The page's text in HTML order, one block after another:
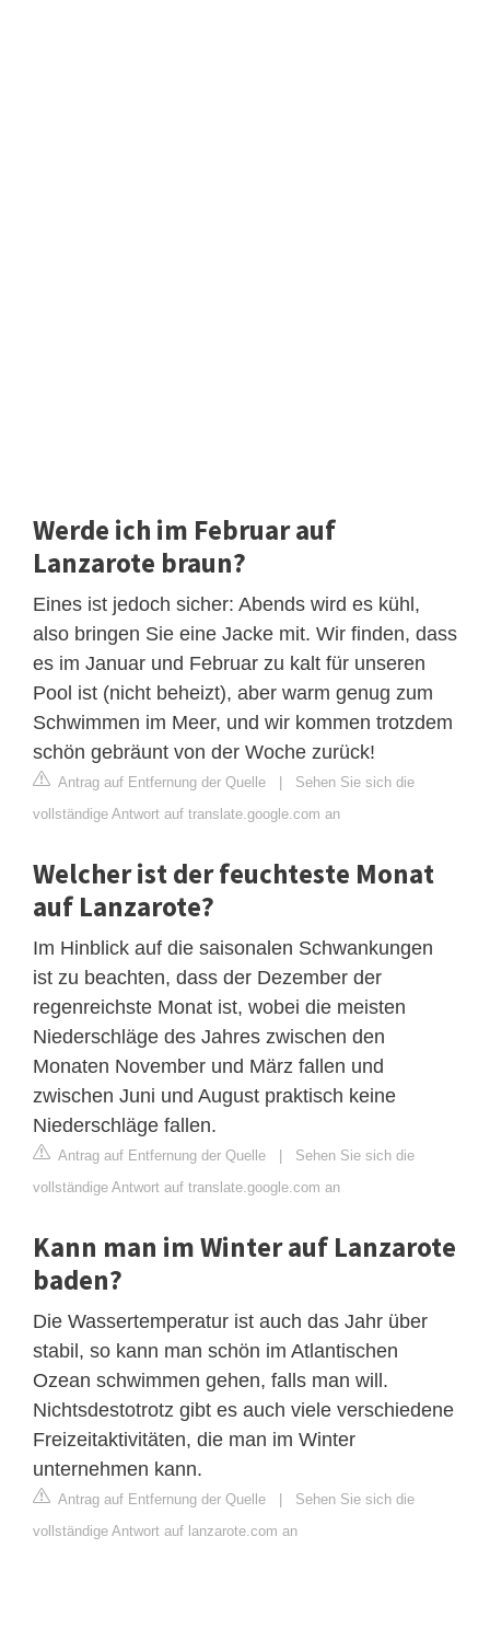
Werde ich im Februar auf
Lanzarote braun?
Eines ist jedoch sicher: Abends wird es kühl,
also bringen Sie eine Jacke mit. Wir finden, dass
es im Januar und Februar zu kalt für unseren
Pool ist (nicht beheizt), aber warm genug zum
Schwimmen im Meer, und wir kommen trotzdem
schön gebräunt von der Woche zurück!
Antrag auf Entfernung der Quelle | Sehen Sie sich die
vollständige Antwort auf translate.google.com an
Welcher ist der feuchteste Monat
auf Lanzarote?
Im Hinblick auf die saisonalen Schwankungen
ist zu beachten, dass der Dezember der
regenreichste Monat ist, wobei die meisten
Niederschläge des Jahres zwischen den
Monaten November und März fallen und
zwischen Juni und August praktisch keine
Niederschläge fallen.
Antrag auf Entfernung der Quelle | Sehen Sie sich die
vollständige Antwort auf translate.google.com an
Kann man im Winter auf Lanzarote
baden?
Die Wassertemperatur ist auch das Jahr über
stabil, so kann man schön im Atlantischen
Ozean schwimmen gehen, falls man will.
Nichtsdestotrotz gibt es auch viele verschiedene
Freizeitaktivitäten, die man im Winter
unternehmen kann.
Antrag auf Entfernung der Quelle | Sehen Sie sich die
vollständige Antwort auf lanzarote.com an